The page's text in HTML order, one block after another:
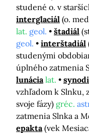
studené o. v
interglaciál (o.
lat. geol. štadiál
geol.
interštadiál
studenými
úplného zatmenia
lunácia lat.
vzhľadom k Slnku,
svoje fázy) gréc.
zatmenia Slnka a
epakta (vek